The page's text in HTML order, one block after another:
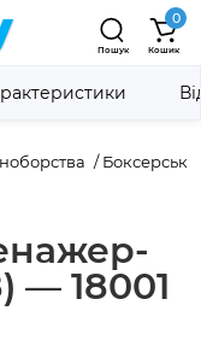
Пошук
0
Кошик
Боксерські
— 18001